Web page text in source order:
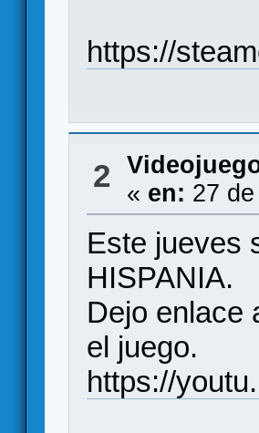
https://
2
« en: 27
Este jueves
HISPANIA.
Dejo enlace
el juego.
https://